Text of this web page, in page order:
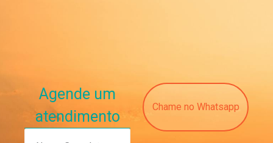
Agende um
atendimento
Chame no Whatsapp